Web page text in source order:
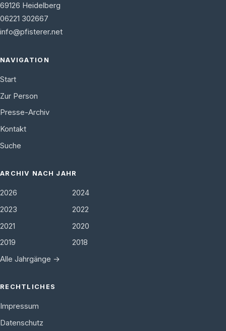
69126 Heidelberg
06221 302667
info@pfisterer.net
NAVIGATION
Start
Zur Person
Presse-Archiv
Kontakt
Suche
ARCHIV NACH JAHR
2026
2024
2023
2022
2021
2020
2019
2018
Alle Jahrgänge →
RECHTLICHES
Impressum
Datenschutz